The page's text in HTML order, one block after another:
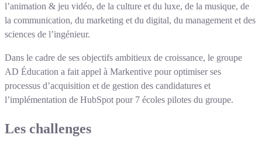
l’animation & jeu vidéo, de la culture et du luxe, de la musique, de
la communication, du marketing et du digital, du management et des
sciences de l’ingénieur.
Dans le cadre de ses objectifs ambitieux de croissance, le groupe
AD Éducation a fait appel à Markentive pour optimiser ses
processus d’acquisition et de gestion des candidatures et
l’implémentation de HubSpot pour 7 écoles pilotes du groupe.
Les challenges